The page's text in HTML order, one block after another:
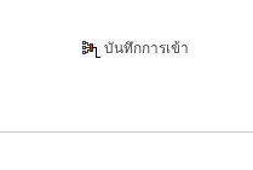
บันทึกการเข้า